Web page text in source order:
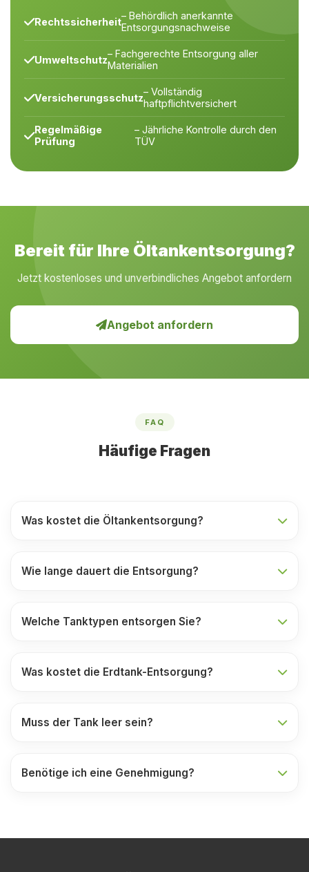
Rechtssicherheit– Behördlich anerkannte
Entsorgungsnachweise
Umweltschutz– Fachgerechte Entsorgung aller
Materialien
Versicherungsschutz– Vollständig
haftpflichtversichert
Regelmäßige
Prüfung
– Jährliche Kontrolle durch den
TÜV
Bereit für Ihre Öltankentsorgung?
Jetzt kostenloses und unverbindliches Angebot anfordern
Angebot anfordern
FAQ
Häufige Fragen
Was kostet die Öltankentsorgung?
Wie lange dauert die Entsorgung?
Welche Tanktypen entsorgen Sie?
Was kostet die Erdtank-Entsorgung?
Muss der Tank leer sein?
Benötige ich eine Genehmigung?